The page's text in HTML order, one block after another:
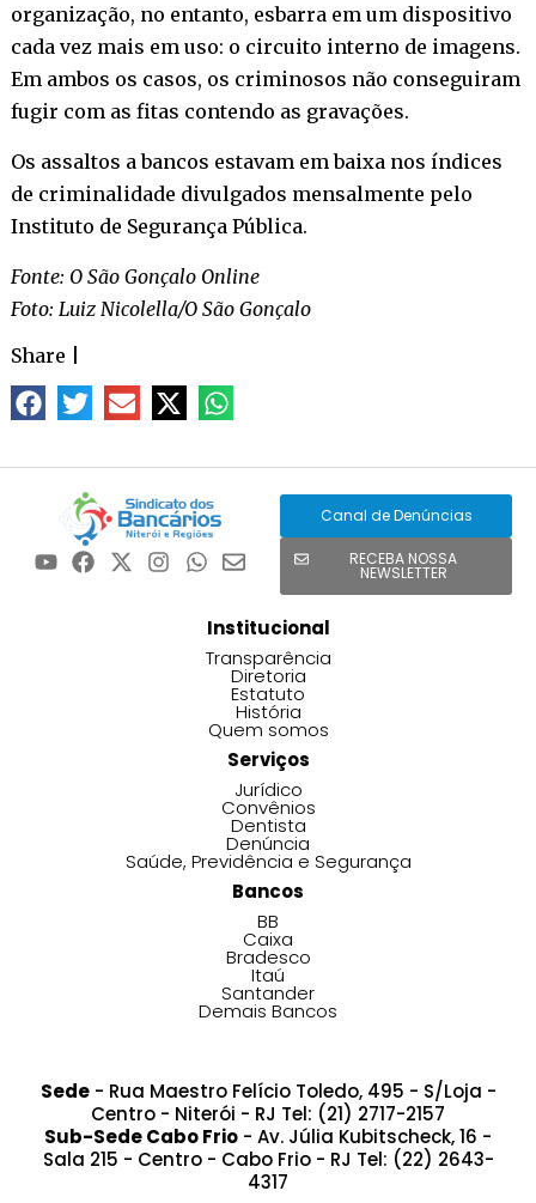
organização, no entanto, esbarra em um dispositivo
cada vez mais em uso: o circuito interno de imagens.
Em ambos os casos, os criminosos não conseguiram
fugir com as fitas contendo as gravações.
Os assaltos a bancos estavam em baixa nos índices
de criminalidade divulgados mensalmente pelo
Instituto de Segurança Pública.
Fonte: O São Gonçalo Online
Foto: Luiz Nicolella/O São Gonçalo
Share
Canal de Denúncias
RECEBA NOSSA
NEWSLETTER
Institucional
Transparência
Diretoria
Estatuto
História
Quem somos
Serviços
Jurídico
Convênios
Dentista
Denúncia
Saúde, Previdência e Segurança
Bancos
BB
Caixa
Bradesco
Itaú
Santander
Demais Bancos
Sede- Rua Maestro Felício Toledo, 495 - S/Loja -
Centro - Niterói - RJ Tel: (21) 2717-2157
Sub-Sede Cabo Frio - Av. Júlia Kubitscheck, 16 -
Sala 215 - Centro - Cabo Frio - RJ Tel: (22) 2643-
4317